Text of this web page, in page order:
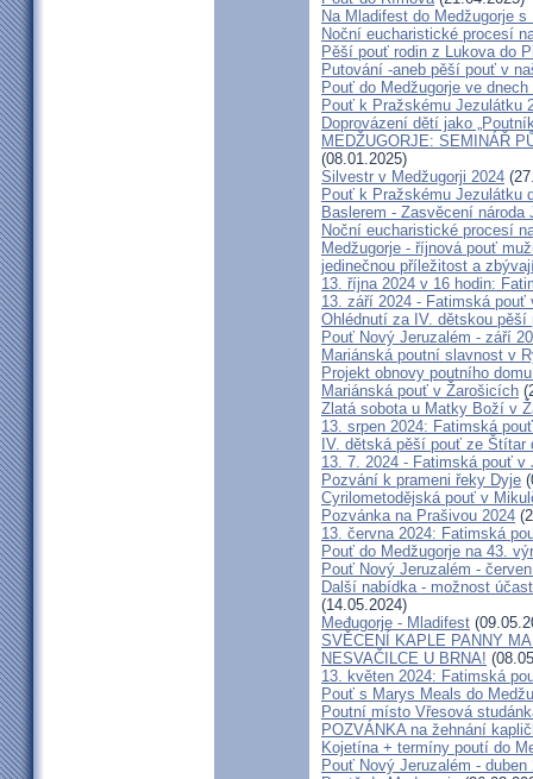
Na Mladifest do Medžugorje s
Noční eucharistické procesí
Pěší pouť rodin z Lukova do
Putování -aneb pěší pouť v
Pouť do Medžugorje ve
Pouť k Pražskému Jezulátku
Doprovázení dětí jako
MEDŽUGORJE: SEMINÁŘ
(08.01.2025)
Silvestr v Medžugorji 2024
Pouť k Pražskému Jezulátku
Baslerem - Zasvěcení národa
Noční eucharistické procesí
Medžugorje - říjnová pouť
jedinečnou příležitost a
13. října 2024 v 16 hodin:
13. září 2024 - Fatimská pouť
Ohlédnutí za IV. dětskou
Pouť Nový Jeruzalém - září
Mariánská poutní slavnost v
Projekt obnovy poutního
Mariánská pouť v Žarošicích
Zlatá sobota u Matky Boží v
13. srpen 2024: Fatimská
IV. dětská pěší pouť ze Štítar
13. 7. 2024 - Fatimská pouť
Pozvání k prameni řeky Dyje
Cyrilometodějská pouť v
Pozvánka na Prašivou 2024
13. června 2024: Fatimská
Pouť do Medžugorje na 43.
Pouť Nový Jeruzalém -
Další nabídka - možnost
(14.05.2024)
Međugorje - Mladifest
SVĚCENÍ KAPLE PANNY
NESVAČILCE U BRNA!
13. květen 2024: Fatimská
Pouť s Marys Meals do
Poutní místo Vřesová
POZVÁNKA na žehnání
Kojetína + termíny poutí do
Pouť Nový Jeruzalém - duben